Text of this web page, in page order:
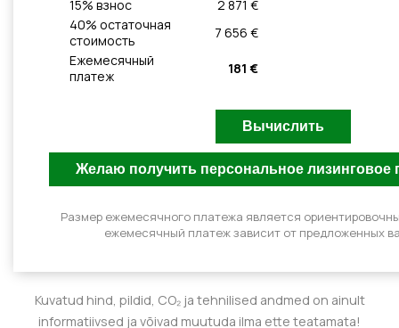
15% взнос
2 871 €
40% остаточная
стоимость
7 656 €
Ежемесячный
платеж
181 €
Размер ежемесячного платежа является
ежемесячный платеж зависит от предложенных
Kuvatud hind, pildid, CO₂ ja tehnilised andmed on ainult
informatiivsed ja võivad muutuda ilma ette teatamata!